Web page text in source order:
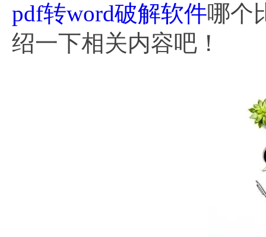
pdf转word破解软件哪个
绍一下相关内容吧！